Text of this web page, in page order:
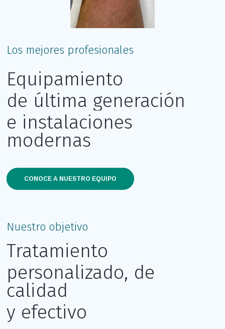
Los mejores profesionales
Equipamiento
de última generación
e instalaciones
modernas
CONOCE A NUESTRO EQUIPO
Nuestro objetivo
Tratamiento
personalizado, de
calidad
y efectivo